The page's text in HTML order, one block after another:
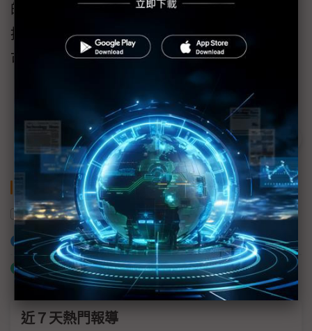
的表現仍然優於市場。展望未來，公司將持續
投入研發資源，使產品在體積、重量、效能及
可靠度等方面有最佳的表現，滿足市場需求。
出貨量 變流器
加入已選取到「關鍵字追蹤」
什麼是「關鍵字追蹤」
近７天熱門報導